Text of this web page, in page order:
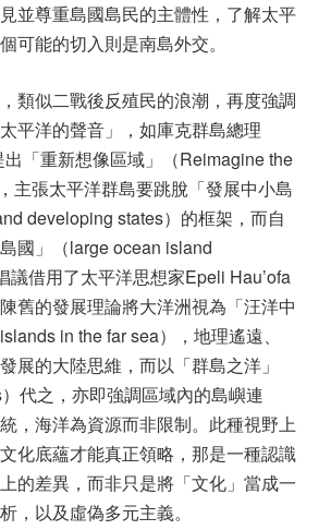
並尊重島國島民的主體性，了解太平
可能的切入則是南島外交。
類似二戰後反殖民的浪潮，再度強調
平洋的聲音」，如庫克群島總理
「重新想像區域」（Reimagine the
主張太平洋群島要跳脫「發展中小島
developing states）的框架，而自
國」（large ocean island
議借用了太平洋思想家Epeli Hau’ofa
舊的發展理論將大洋洲視為「汪洋中
in the far sea），地理遙遠、
展的大陸思維，而以「群島之洋」
）代之，亦即強調區域內的島嶼連
，海洋為資源而非限制。此種視野上
化底蘊才能真正領略，那是一種認識
的差異，而非只是將「文化」當成一
，以及虛偽多元主義。